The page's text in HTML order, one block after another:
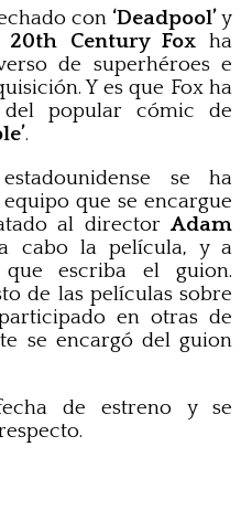
con ‘Deadpool’y
20th Century Fox ha
de superhéroes e
Y es que Fox ha
popular cómic de
.
se ha
que se encargue
al director Adam
cabo la película, y a
escriba el guion.
de las películas sobre
en otras de
se encargó del guion
de estreno y se